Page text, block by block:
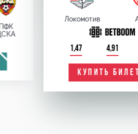
Локомотив
1,47 4,91
КУПИТЬ